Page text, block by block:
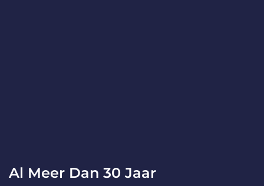
Al Meer Dan 30 Jaar